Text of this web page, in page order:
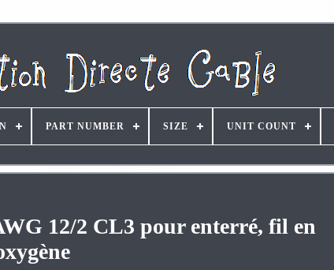
PART NUMBER SIZE UNIT COUNT
12/2 CL3 pour enterré, fil en